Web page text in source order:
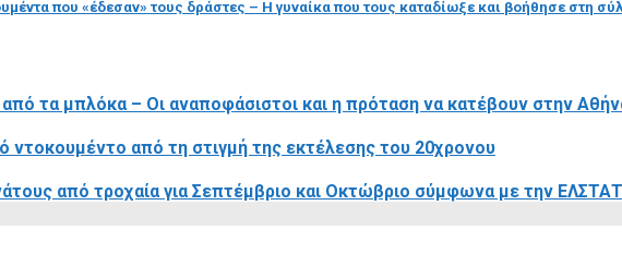
που «έδεσαν» τους δράστες – Η γυναίκα που τους καταδίωξε και βοήθησε στη
τα μπλόκα – Οι αναποφάσιστοι και η πρόταση να κατέβουν στην
ντοκουμέντο από τη στιγμή της εκτέλεσης του 20χρονου
από τροχαία για Σεπτέμβριο και Οκτώβριο σύμφωνα με την ΕΛΣΤΑΤ